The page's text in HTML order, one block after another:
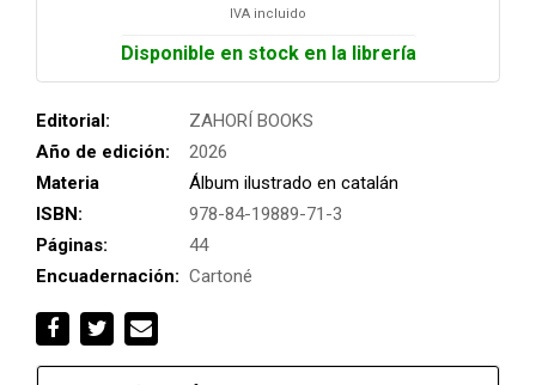
IVA incluido
Disponible en stock en la librería
Editorial:
ZAHORÍ BOOKS
Año de edición:
2026
Materia
Álbum ilustrado en catalán
ISBN:
978-84-19889-71-3
Páginas:
44
Encuadernación: Cartoné